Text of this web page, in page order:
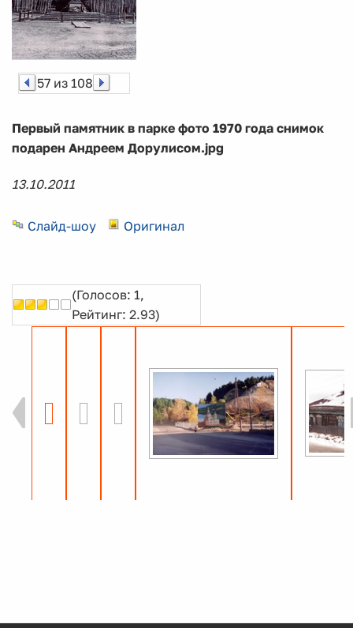
57 из 108
Первый памятник в парке фото 1970 года снимок
подарен Андреем Дорулисом.jpg
13.10.2011
Слайд-шоу Оригинал
(Голосов: 1,
Рейтинг: 2.93)